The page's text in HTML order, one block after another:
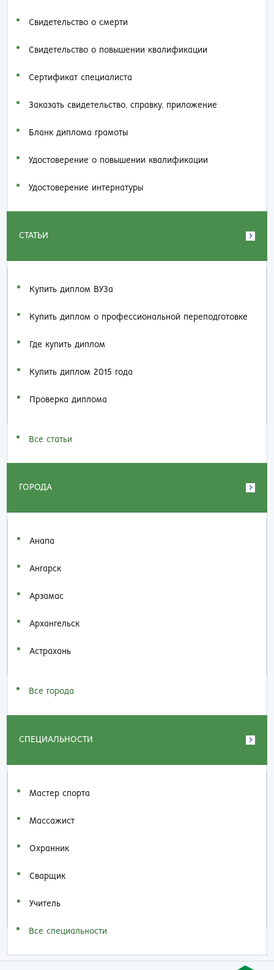
Свидетельство о смерти
Свидетельство о повышении квалификации
Сертификат специалиста
Заказать cвидетельство, справку, приложение
Бланк диплома грамоты
Удостоверение о повышении квалификации
Удостоверение интернатуры
СТАТЬИ
Купить диплом ВУЗа
Купить диплом о профессиональной переподготовке
Где купить диплом
Купить диплом 2015 года
Проверка диплома
Все статьи
ГОРОДА
Анапа
Ангарск
Арзамас
Архангельск
Астрахань
Все города
СПЕЦИАЛЬНОСТИ
Мастер спорта
Массажист
Охранник
Сварщик
Учитель
Все специальности